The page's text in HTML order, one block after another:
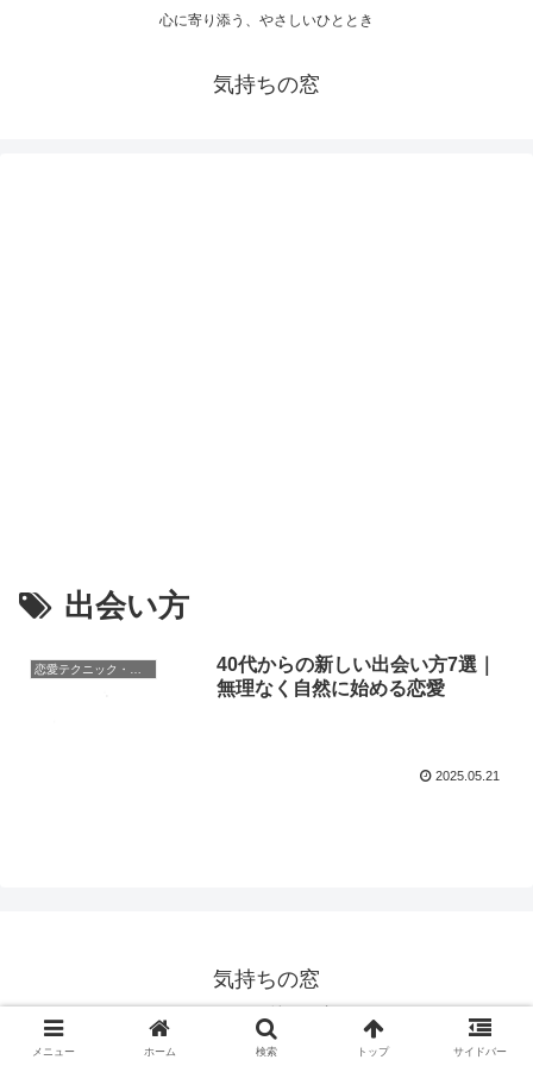
心に寄り添う、やさしいひととき
気持ちの窓
出会い方
40代からの新しい出会い方7選｜
無理なく自然に始める恋愛
2025.05.21
気持ちの窓
メニュー ホーム 検索 トップ サイドバー